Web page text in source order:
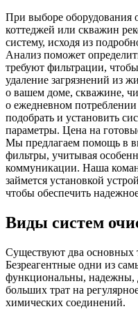
При выборе оборудования
коттеджей или скважин
систему, исходя из
Анализ поможет
требуют фильтрации,
удаление загрязнений из
о вашем доме, скважине,
о ежедневном
подобрать и установить
параметры. Цена на
Мы предлагаем помощь в
фильтры, учитывая
коммуникации. Наша
займется установкой
чтобы обеспечить
Виды систем
Существуют два основных
Безреагентные одни из
функциональны, надежны,
больших трат на
химических соединений.